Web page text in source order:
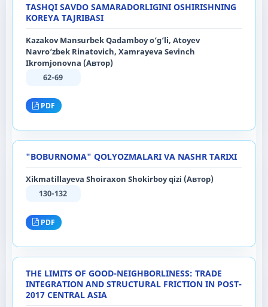
TASHQI SAVDO SAMARADORLIGINI OSHIRISHNING
KOREYA TAJRIBASI
Kazakov Mansurbek Qadamboy o‘g‘li, Atoyev
Navro‘zbek Rinatovich, Xamrayeva Sevinch
Ikromjonovna (Автор)
62-69
PDF
"BOBURNOMA" QOʻLYOZMALARI VA NASHR TARIXI
Xikmatillayeva Shoiraxon Shokirboy qizi (Автор)
130-132
PDF
THE LIMITS OF GOOD-NEIGHBORLINESS: TRADE
INTEGRATION AND STRUCTURAL FRICTION IN POST-
2017 CENTRAL ASIA